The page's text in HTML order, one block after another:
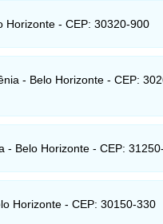
Horizonte - CEP: 30320-900
- Belo Horizonte - CEP:
- Belo Horizonte - CEP:
Horizonte - CEP: 30150-330